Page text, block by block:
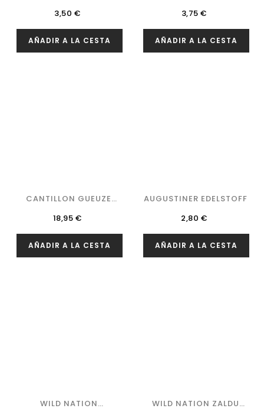
CLARA LATA...
Precio
3,50 €
AÑADIR A LA CESTA
Precio
3,75 €
AÑADIR A LA CESTA
CANTILLON GUEUZE
100%...
Precio
18,95 €
AÑADIR A LA CESTA
AUGUSTINER EDELSTOFF
Precio
2,80 €
AÑADIR A LA CESTA
WILD NATION
WILD NATION ZALDU